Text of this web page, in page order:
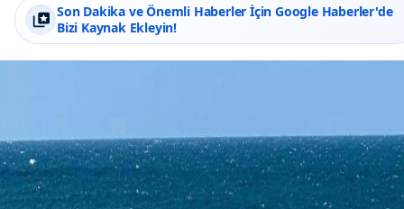
Son Dakika ve Önemli Haberler İçin Google Haberler'de
Bizi Kaynak Ekleyin!